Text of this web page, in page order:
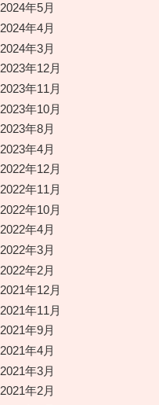
2024年5月
2024年4月
2024年3月
2023年12月
2023年11月
2023年10月
2023年8月
2023年4月
2022年12月
2022年11月
2022年10月
2022年4月
2022年3月
2022年2月
2021年12月
2021年11月
2021年9月
2021年4月
2021年3月
2021年2月